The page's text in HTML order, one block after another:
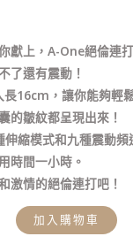
獻上，A-One絕倫連
了還有震動！
16cm，讓你能夠輕
的皺紋都呈現出來！
縮模式和九種震動
時間一小時。
激情的絕倫連打吧！
加入購物車